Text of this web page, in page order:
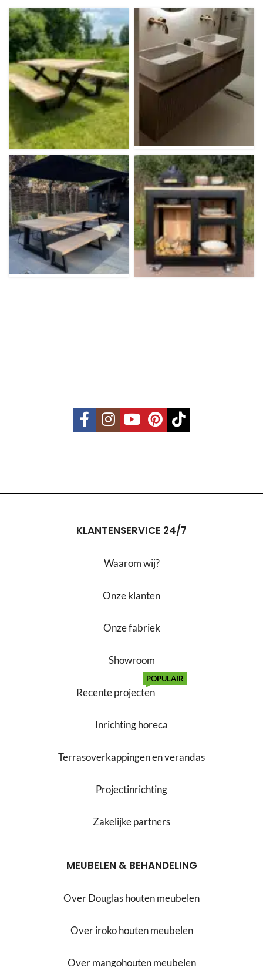
KLANTENSERVICE 24/7
Waarom wij?
Onze klanten
Onze fabriek
Showroom
Recente projecten
POPULAIR
Inrichting horeca
Terrasoverkappingen en verandas
Projectinrichting
Zakelijke partners
MEUBELEN & BEHANDELING
Over Douglas houten meubelen
Over iroko houten meubelen
Over mangohouten meubelen